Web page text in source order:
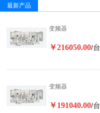
最新产品
变频器
￥216050.00/台
变频器
￥191040.00/台